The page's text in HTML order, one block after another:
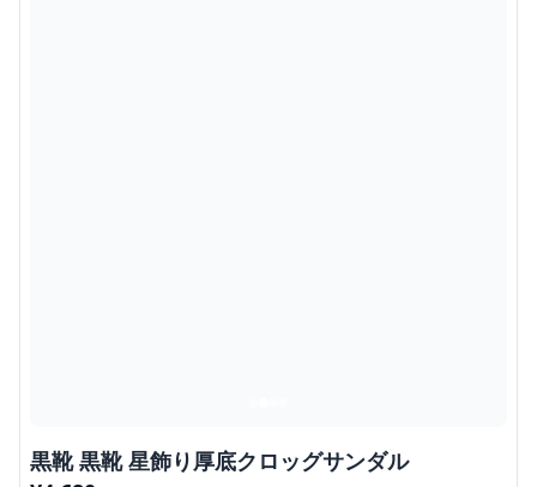
黒靴 黒靴 星飾り厚底クロッグサンダル